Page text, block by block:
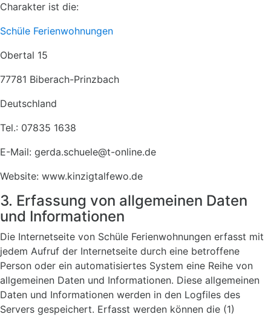
Charakter ist die:
Schüle Ferienwohnungen
Obertal 15
77781 Biberach-Prinzbach
Deutschland
Tel.: 07835 1638
E-Mail: gerda.schuele@t-online.de
Website: www.kinzigtalfewo.de
3. Erfassung von allgemeinen Daten
und Informationen
Die Internetseite von Schüle Ferienwohnungen erfasst mit
jedem Aufruf der Internetseite durch eine betroffene
Person oder ein automatisiertes System eine Reihe von
allgemeinen Daten und Informationen. Diese allgemeinen
Daten und Informationen werden in den Logfiles des
Servers gespeichert. Erfasst werden können die (1)